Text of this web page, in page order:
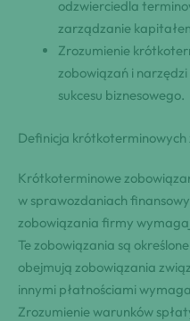
odzwierciedla
zarządzanie
Zrozumienie
zobowiązań i
sukcesu biznesowego.
Definicja krótkoterminowych
Krótkoterminowe
w sprawozdaniach
zobowiązania firmy
Te zobowiązania są
obejmują zobowiązania
innymi płatnościami
Zrozumienie warunków